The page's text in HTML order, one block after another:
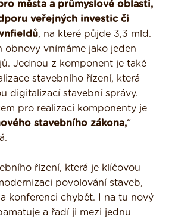
města a průmyslové oblasti,
veřejných investic či
, na které půjde 3,3 mld.
obnovy vnímáme jako jeden
Jednou z komponent je také
stavebního řízení, která
digitalizací stavební správy.
pro realizaci komponenty je
stavebního zákona,“
řízení, která je klíčovou
povolování staveb,
konferenci chybět. I na tu nový
a řadí ji mezi jednu